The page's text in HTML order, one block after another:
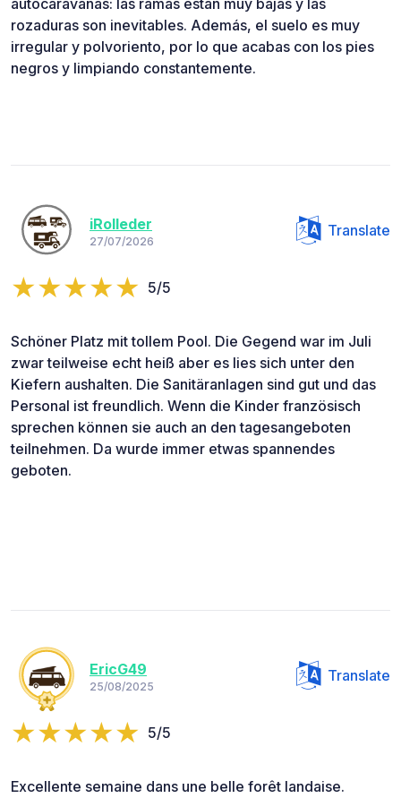
autocaravanas: las ramas están muy bajas y las
rozaduras son inevitables. Además, el suelo es muy
irregular y polvoriento, por lo que acabas con los pies
negros y limpiando constantemente.
iRolleder
27/07/2026
Translate
5/5
Schöner Platz mit tollem Pool. Die Gegend war im Juli
zwar teilweise echt heiß aber es lies sich unter den
Kiefern aushalten. Die Sanitäranlagen sind gut und das
Personal ist freundlich. Wenn die Kinder französisch
sprechen können sie auch an den tagesangeboten
teilnehmen. Da wurde immer etwas spannendes
geboten.
EricG49
25/08/2025
Translate
5/5
Excellente semaine dans une belle forêt landaise.